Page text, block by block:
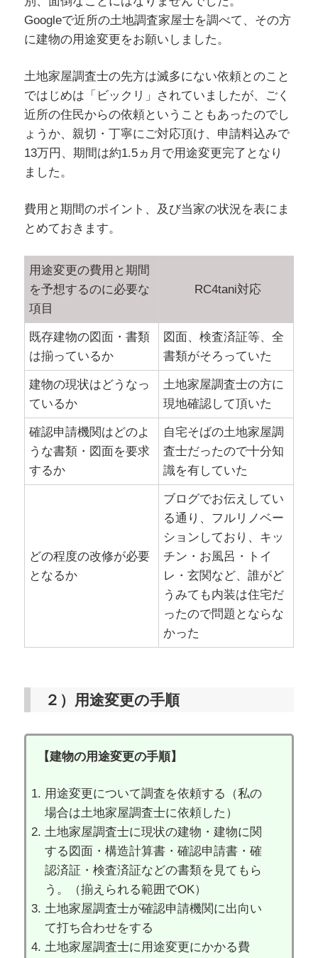
Googleで近所の土地調査家屋士を調べて、その方
に建物の用途変更をお願いしました。
土地家屋調査士の先方は滅多にない依頼とのこと
ではじめは「ビックリ」されていましたが、ごく
近所の住民からの依頼ということもあったのでし
ょうか、親切・丁寧にご対応頂け、申請料込みで
13万円、期間は約1.5ヵ月で用途変更完了となり
ました。
費用と期間のポイント、及び当家の状況を表にま
とめておきます。
用途変更の費用と期間
を予想するのに必要な
項目
RC4tani対応
既存建物の図面・書類
は揃っているか
図面、検査済証等、全
書類がそろっていた
建物の現状はどうなっ
ているか
土地家屋調査士の方に
現地確認して頂いた
確認申請機関はどのよ
うな書類・図面を要求
するか
自宅そばの土地家屋調
査士だったので十分知
識を有していた
どの程度の改修が必要
となるか
ブログでお伝えしてい
る通り、フルリノベー
ションしており、キッ
チン・お風呂・トイ
レ・玄関など、誰がど
うみても内装は住宅だ
ったので問題とならな
かった
２）用途変更の手順
【建物の用途変更の手順】
用途変更について調査を依頼する（私の
場合は土地家屋調査士に依頼した）
土地家屋調査士に現状の建物・建物に関
する図面・構造計算書・確認申請書・確
認済証・検査済証などの書類を見てもら
う。（揃えられる範囲でOK）
土地家屋調査士が確認申請機関に出向い
て打ち合わせをする
土地家屋調査士に用途変更にかかる費